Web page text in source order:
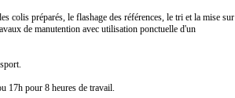
colis préparés, le flashage des références, le tri et la mise sur
de manutention avec utilisation ponctuelle d'un
17h pour 8 heures de travail.